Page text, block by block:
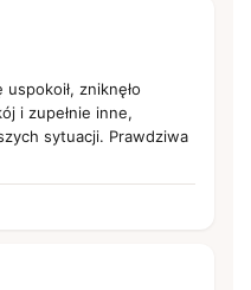
uspokoił, zniknęło
i zupełnie inne,
sytuacji. Prawdziwa